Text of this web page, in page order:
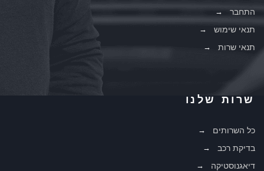
התחבר
תנאי שימוש
תנאי שרות
שרות שלנו
כל השרותים
בדיקת רכב
דיאגנוסטיקה